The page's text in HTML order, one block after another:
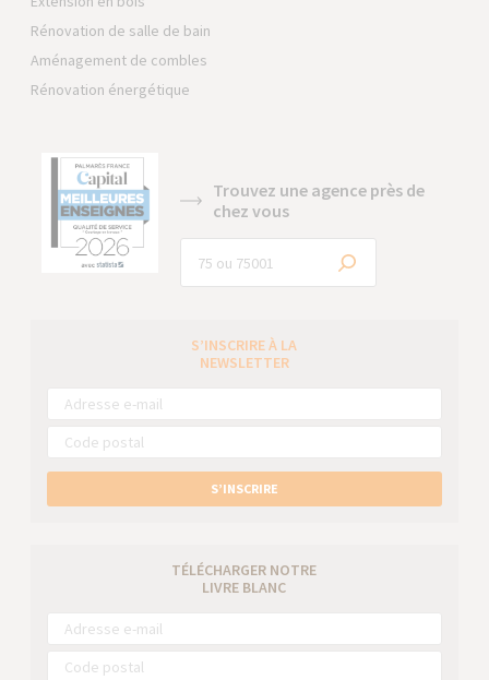
Rénovation de salle de bain
Aménagement de combles
Rénovation énergétique
Trouvez une agence près de
chez vous
S’INSCRIRE À LA
NEWSLETTER
S’INSCRIRE
TÉLÉCHARGER NOTRE
LIVRE BLANC